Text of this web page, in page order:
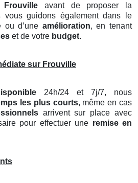
Frouville avant de proposer la
vous guidons également dans le
ou d’une amélioration, en tenant
et de votre budget.
sur Frouville
24h/24 et 7j/7, nous
les plus courts, même en cas
arrivent sur place avec
pour effectuer une remise en